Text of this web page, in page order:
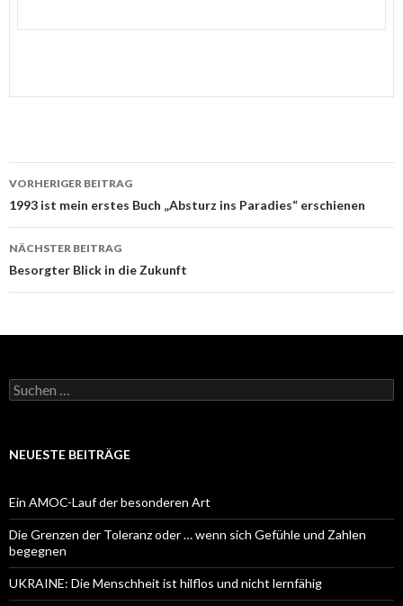
Beitrags-
Navigation
VORHERIGER BEITRAG
1993 ist mein erstes Buch „Absturz ins Paradies“ erschienen
NÄCHSTER BEITRAG
Besorgter Blick in die Zukunft
Suchen
nach:
NEUESTE BEITRÄGE
Ein AMOC-Lauf der besonderen Art
Die Grenzen der Toleranz oder … wenn sich Gefühle und Zahlen
begegnen
UKRAINE: Die Menschheit ist hilflos und nicht lernfähig